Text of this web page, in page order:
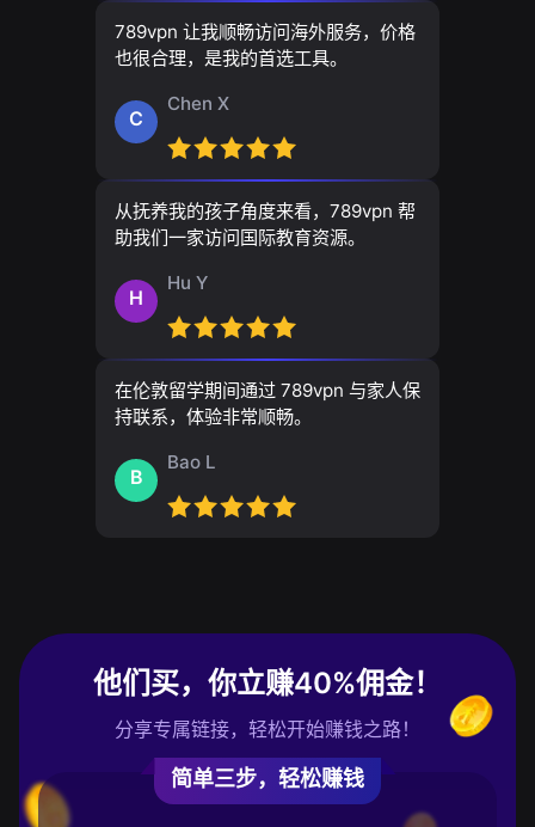
789vpn 让我顺畅访问海外服务，价格
也很合理，是我的首选工具。
C
Chen X
从抚养我的孩子角度来看，789vpn 帮
助我们一家访问国际教育资源。
H
Hu Y
在伦敦留学期间通过 789vpn 与家人保
持联系，体验非常顺畅。
B
Bao L
他们买，你立赚40%佣金！
分享专属链接，轻松开始赚钱之路！
简单三步，轻松赚钱